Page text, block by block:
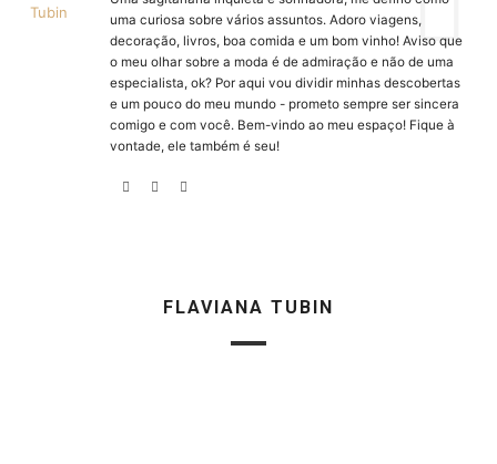
uma curiosa sobre vários assuntos. Adoro viagens,
decoração, livros, boa comida e um bom vinho! Aviso que
o meu olhar sobre a moda é de admiração e não de uma
especialista, ok? Por aqui vou dividir minhas descobertas
e um pouco do meu mundo - prometo sempre ser sincera
comigo e com você. Bem-vindo ao meu espaço! Fique à
vontade, ele também é seu!
FLAVIANA TUBIN